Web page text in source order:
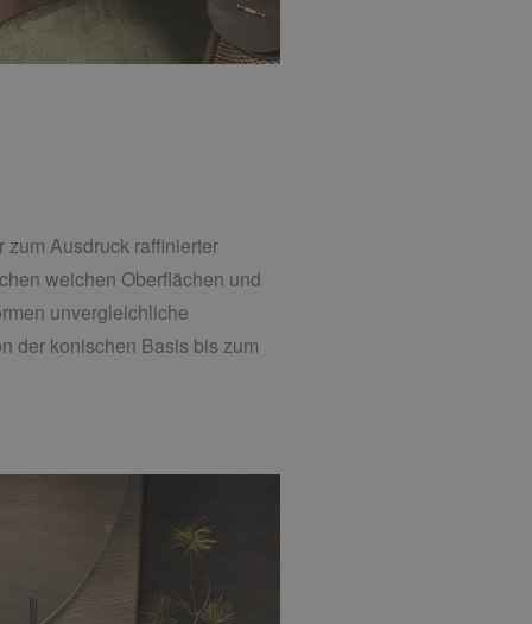
Ausdruck raffinierter
weichen Oberflächen und
unvergleichliche
der konischen Basis bis zum